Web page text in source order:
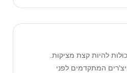
להיות קצת מציקות.
המתקדמים לפני